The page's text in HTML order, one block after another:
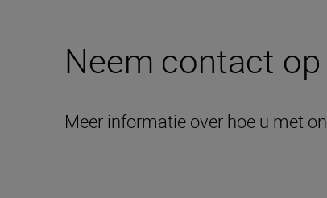
Neem contact op
Meer informatie over hoe u met